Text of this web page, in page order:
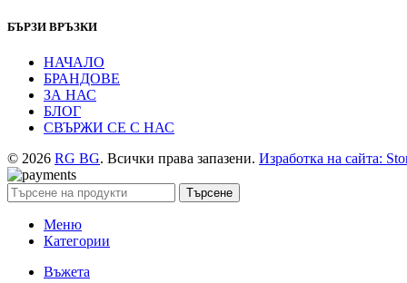
БЪРЗИ ВРЪЗКИ
НАЧАЛО
БРАНДОВЕ
ЗА НАС
БЛОГ
СВЪРЖИ СЕ С НАС
© 2026 RG BG. Всички права запазени. Изработка на сайта:
Търсене
Меню
Категории
Въжета